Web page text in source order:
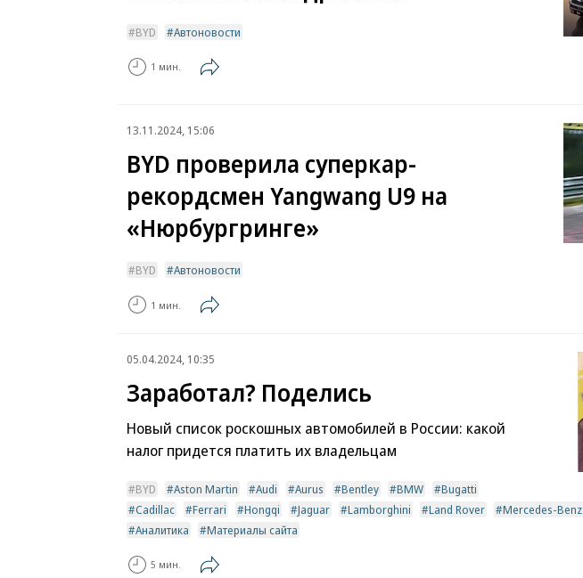
BYD Автоновости
1 мин.
13.11.2024, 15:06
BYD проверила суперкар-
рекордсмен Yangwang U9 на
«Нюрбургринге»
BYD Автоновости
1 мин.
05.04.2024, 10:35
Заработал? Поделись
Новый список роскошных автомобилей в России: какой
налог придется платить их владельцам
BYD Aston Martin Audi Aurus Bentley BMW
Bugatti
Cadillac
Ferrari Hongqi Jaguar Lamborghini Land Rover Mercedes-Benz
Аналитика
Материалы сайта
5 мин.